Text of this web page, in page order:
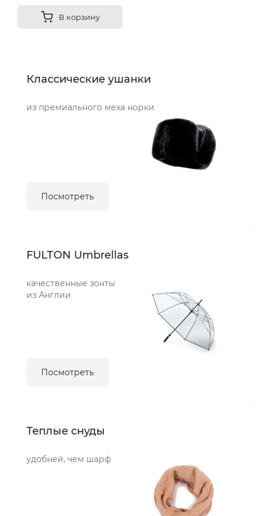
В корзину
Классические ушанки
из премиального меха норки
Посмотреть
FULTON Umbrellas
качественные зонты
из Англии
Посмотреть
Теплые снуды
удобней, чем шарф